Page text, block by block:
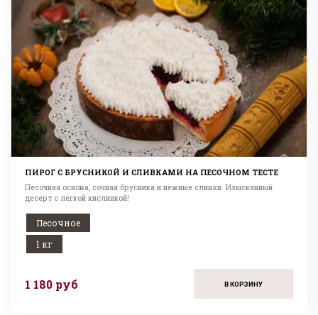
ПИРОГ С БРУСНИКОЙ И СЛИВКАМИ НА ПЕСОЧНОМ ТЕСТЕ
Песочная основа, сочная брусника и нежные сливки. Изысканный
десерт с легкой кислинкой!
Песочное
1 кг
1 180 руб В КОРЗИНУ